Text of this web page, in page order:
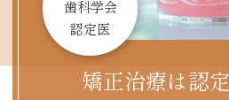
歯科学会
認定医
矯正治療は認